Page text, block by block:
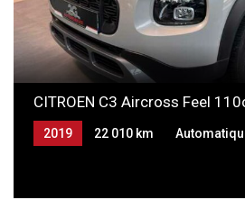
CITROEN C3 Aircross Feel
2019 22 010 km